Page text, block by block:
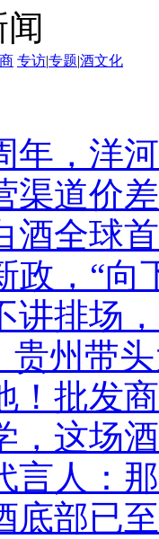
专访|专题|酒文化
年，洋
渠道价
酒全球
政，“向
讲排场
贵州带
！批发
，这场
言人：
底部已